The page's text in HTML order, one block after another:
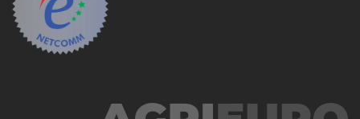
T
Taille-haies
Taille-haies à bras pour tracteur
Tondeuses à Gazon
Keter
KitchenAid
Komo